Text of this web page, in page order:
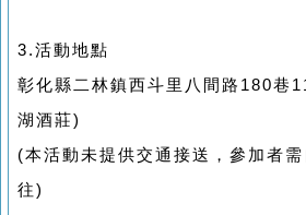
3.活動地點
彰化縣二林鎮西斗里八間路180
湖酒莊)
(本活動未提供交通接送，參加者
往)